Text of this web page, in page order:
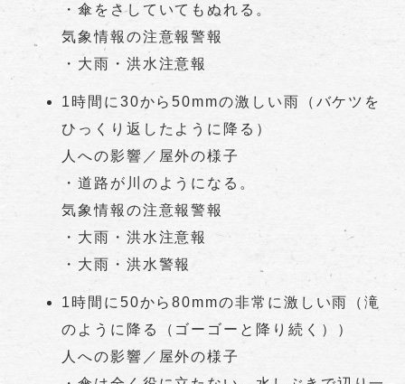
・傘をさしていてもぬれる。
気象情報の注意報警報
・大雨・洪水注意報
1時間に30から50mmの激しい雨（バケツを
ひっくり返したように降る）
人への影響／屋外の様子
・道路が川のようになる。
気象情報の注意報警報
・大雨・洪水注意報
・大雨・洪水警報
1時間に50から80mmの非常に激しい雨（滝
のように降る（ゴーゴーと降り続く））
人への影響／屋外の様子